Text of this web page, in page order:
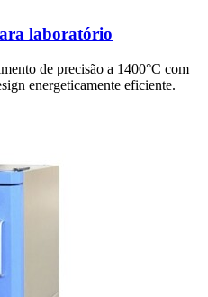
laboratório
de precisão a 1400°C com
energeticamente eficiente.